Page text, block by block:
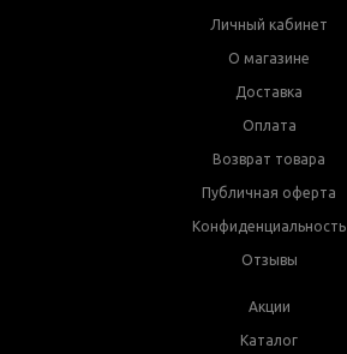
Личный кабинет
О магазине
Доставка
Оплата
Возврат товара
Публичная оферта
Конфиденциальность
Отзывы
Акции
Каталог